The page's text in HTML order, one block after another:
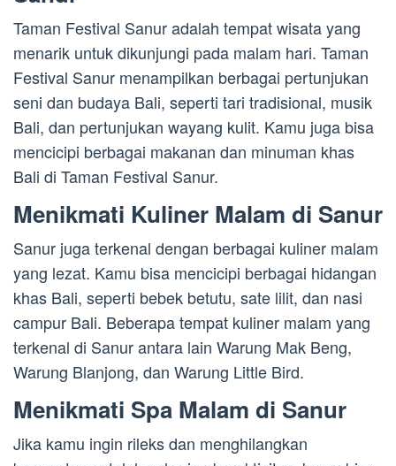
Taman Festival Sanur adalah tempat wisata yang
menarik untuk dikunjungi pada malam hari. Taman
Festival Sanur menampilkan berbagai pertunjukan
seni dan budaya Bali, seperti tari tradisional, musik
Bali, dan pertunjukan wayang kulit. Kamu juga bisa
mencicipi berbagai makanan dan minuman khas
Bali di Taman Festival Sanur.
Menikmati Kuliner Malam di Sanur
Sanur juga terkenal dengan berbagai kuliner malam
yang lezat. Kamu bisa mencicipi berbagai hidangan
khas Bali, seperti bebek betutu, sate lilit, dan nasi
campur Bali. Beberapa tempat kuliner malam yang
terkenal di Sanur antara lain Warung Mak Beng,
Warung Blanjong, dan Warung Little Bird.
Menikmati Spa Malam di Sanur
Jika kamu ingin rileks dan menghilangkan